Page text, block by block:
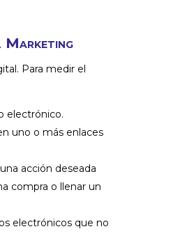
Marketing
Para medir el
electrónico.
uno o más enlaces
acción deseada
compra o llenar un
electrónicos que no